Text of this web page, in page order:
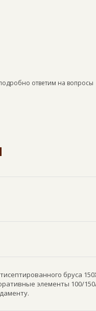
ответим на вопросы
бруса
элементы 100/